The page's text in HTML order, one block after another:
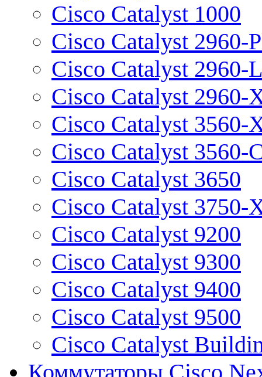
Cisco Catalyst 1000
Cisco Catalyst 2960-
Cisco Catalyst 2960-L
Cisco Catalyst 2960-
Cisco Catalyst 3560-
Cisco Catalyst 3560-
Cisco Catalyst 3650
Cisco Catalyst 3750-
Cisco Catalyst 9200
Cisco Catalyst 9300
Cisco Catalyst 9400
Cisco Catalyst 9500
Cisco Catalyst